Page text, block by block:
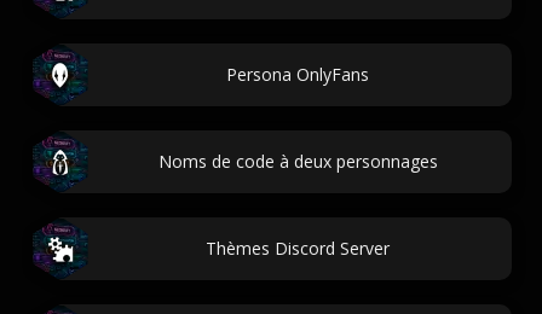
Persona OnlyFans
Noms de code à deux personnages
Thèmes Discord Server